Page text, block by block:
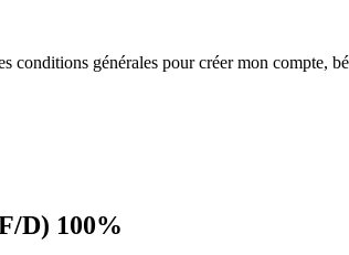
conditions générales pour créer mon compte,
D) 100%